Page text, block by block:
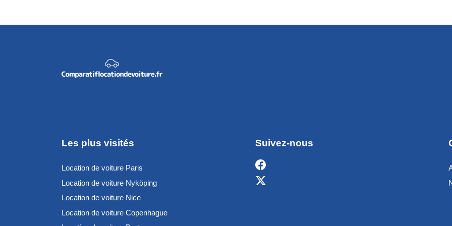
Les plus visités
Location de voiture Paris
Location de voiture Nyköping
Location de voiture Nice
Location de voiture Copenhague
Suivez-nous